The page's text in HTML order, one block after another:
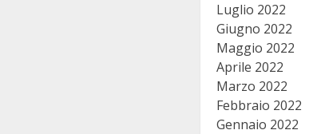
Luglio 2022
Giugno 2022
Maggio 2022
Aprile 2022
Marzo 2022
Febbraio 2022
Gennaio 2022